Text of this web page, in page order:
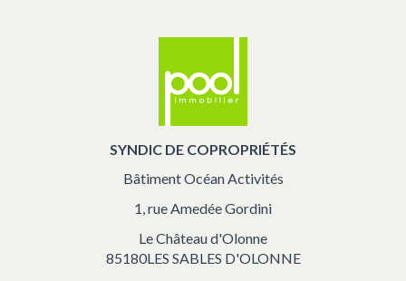
SYNDIC DE COPROPRIÉTÉS
Bâtiment Océan Activités
1, rue Amedée Gordini
Le Château d'Olonne
85180LES SABLES D'OLONNE